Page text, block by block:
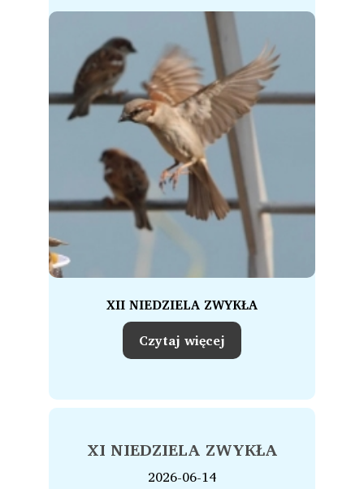
XII NIEDZIELA ZWYKŁA
Czytaj więcej
XI NIEDZIELA ZWYKŁA
2026-06-14